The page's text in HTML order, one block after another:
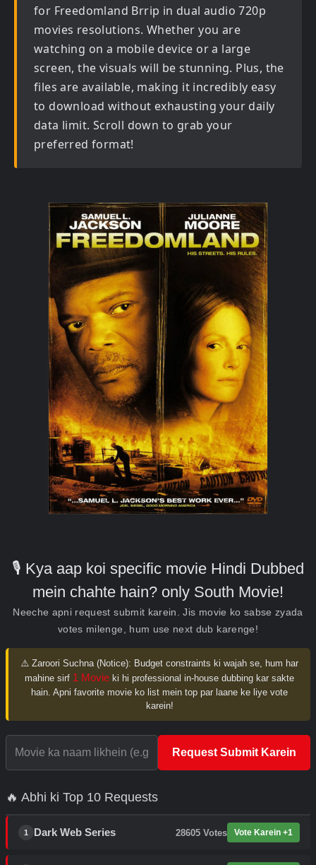
for Freedomland Brrip in dual audio 720p
movies resolutions. Whether you are
watching on a mobile device or a large
screen, the visuals will be stunning. Plus, the
files are available, making it incredibly easy
to download without exhausting your daily
data limit. Scroll down to grab your
preferred format!
🎙️ Kya aap koi specific movie Hindi Dubbed
mein chahte hain? only South Movie!
Neeche apni request submit karein. Jis movie ko sabse zyada
votes milenge, hum use next dub karenge!
⚠️ Zaroori Suchna (Notice): Budget constraints ki wajah se, hum har
mahine sirf 1 Movie ki hi professional in-house dubbing kar sakte
hain. Apni favorite movie ko list mein top par laane ke liye vote
karein!
Request Submit Karein
🔥 Abhi ki Top 10 Requests
1 Dark Web Series 28605 Votes Vote Karein +1